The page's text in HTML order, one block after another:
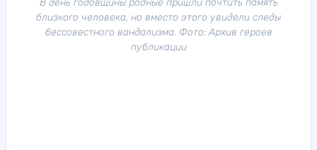
В день годовщины родные пришли почтить память
близкого человека, но вместо этого увидели следы
бессовестного вандализма. Фото: Архив героев
публикации